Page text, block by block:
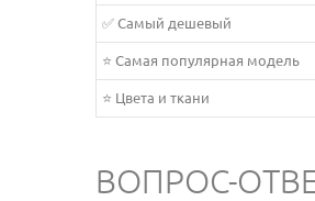
✅ Самый дешевый
⭐ Самая популярная модель
⭐ Цвета и ткани
ВОПРОС-